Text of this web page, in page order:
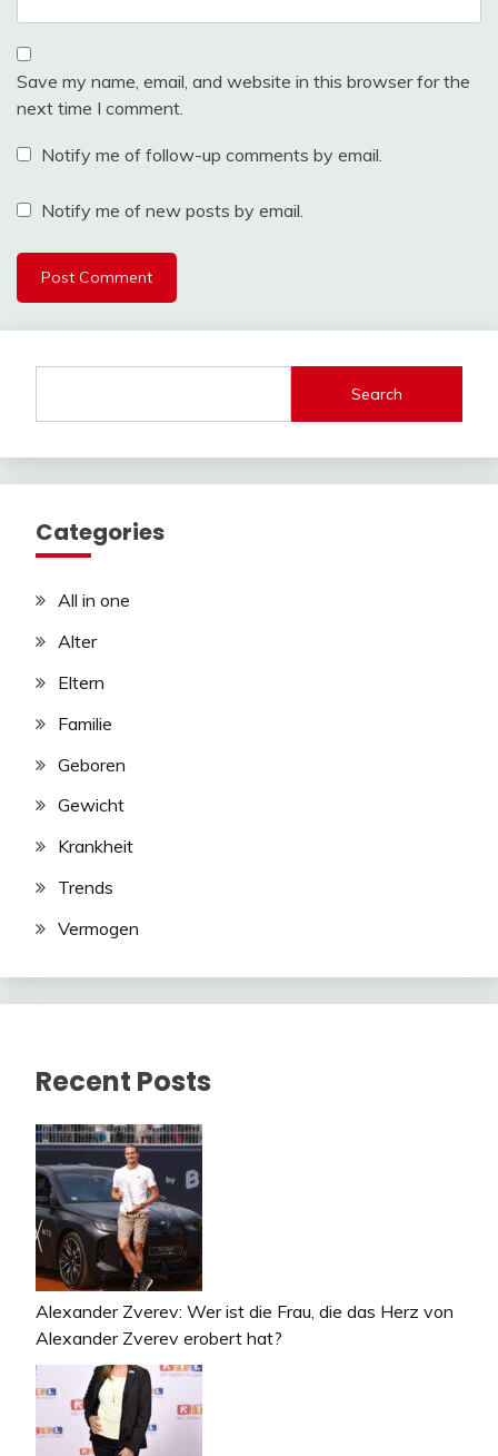
Save my name, email, and website in this browser for the
next time I comment.
Notify me of follow-up comments by email.
Notify me of new posts by email.
Search
Categories
All in one
Alter
Eltern
Familie
Geboren
Gewicht
Krankheit
Trends
Vermogen
Recent Posts
Alexander Zverev: Wer ist die Frau, die das Herz von
Alexander Zverev erobert hat?